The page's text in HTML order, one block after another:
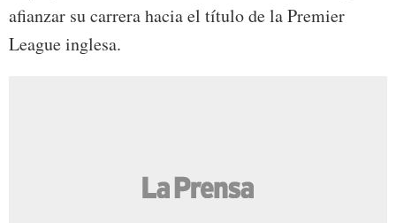
afianzar su carrera hacia el título de la Premier
League inglesa.